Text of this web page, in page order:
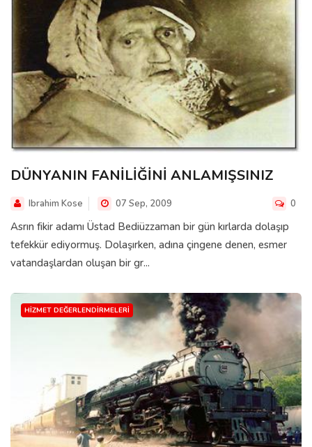
DÜNYANIN FANİLİĞİNİ ANLAMIŞSINIZ
Ibrahim Kose 07 Sep, 2009 0
Asrın fikir adamı Üstad Bediüzzaman bir gün kırlarda dolaşıp
tefekkür ediyormuş. Dolaşırken, adına çingene denen, esmer
vatandaşlardan oluşan bir gr...
HIZMET DEĞERLENDIRMELERI